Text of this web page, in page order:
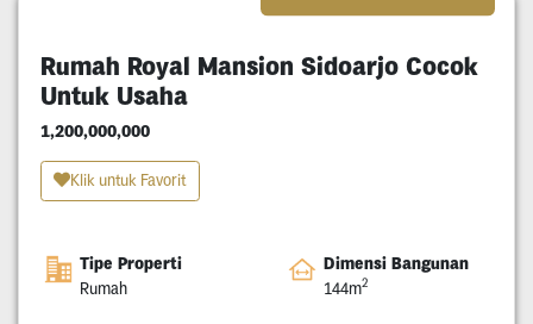
Rumah Royal Mansion Sidoarjo Cocok
Untuk Usaha
1,200,000,000
Klik untuk Favorit
Tipe Properti
Rumah
Dimensi Bangunan
144m2